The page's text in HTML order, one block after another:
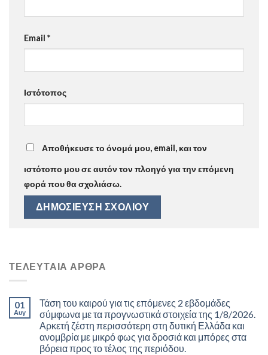
Email *
Ιστότοπος
Αποθήκευσε το όνομά μου, email, και τον
ιστότοπο μου σε αυτόν τον πλοηγό για την επόμενη
φορά που θα σχολιάσω.
ΤΕΛΕΥΤΑΊΑ ΆΡΘΡΑ
01
Αυγ
Τάση του καιρού για τις επόμενες 2 εβδομάδες
σύμφωνα με τα προγνωστικά στοιχεία της 1/8/2026.
Αρκετή ζέστη περισσότερη στη δυτική Ελλάδα και
ανομβρία με μικρό φως για δροσιά και μπόρες στα
βόρεια προς το τέλος της περιόδου.